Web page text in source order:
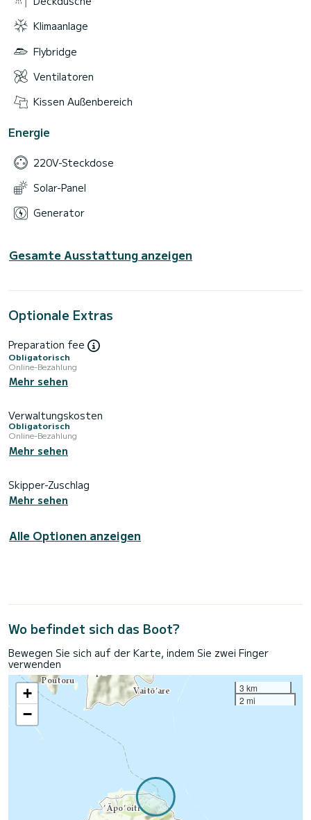
Klimaanlage
Flybridge
Ventilatoren
Kissen Außenbereich
Energie
220V-Steckdose
Solar-Panel
Generator
Gesamte Ausstattung anzeigen
Optionale Extras
Preparation fee
Obligatorisch
Online-Bezahlung
Mehr sehen
Verwaltungskosten
Obligatorisch
Online-Bezahlung
Mehr sehen
Skipper-Zuschlag
Mehr sehen
Alle Optionen anzeigen
Wo befindet sich das Boot?
Bewegen Sie sich auf der Karte, indem Sie zwei Finger
verwenden
+
−
3 km
2 mi